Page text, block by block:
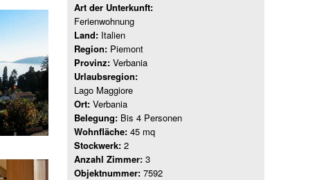
Art der Unterkunft:
Ferienwohnung
Land: Italien
Region: Piemont
Provinz: Verbania
Urlaubsregion:
Lago Maggiore
Ort: Verbania
Belegung: Bis 4 Personen
Wohnfläche: 45 mq
Stockwerk: 2
Anzahl Zimmer: 3
Objektnummer: 7592